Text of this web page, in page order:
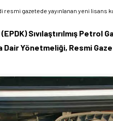
resmi gazetede yayınlanan yeni lisans
Sıvılaştırılmış Petrol
Yönetmeliği, Resmi